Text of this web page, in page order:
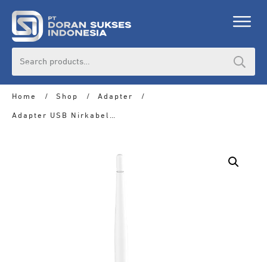
Home / Shop / Adapter /
Adapter USB Nirkabel TP-Link WN722N